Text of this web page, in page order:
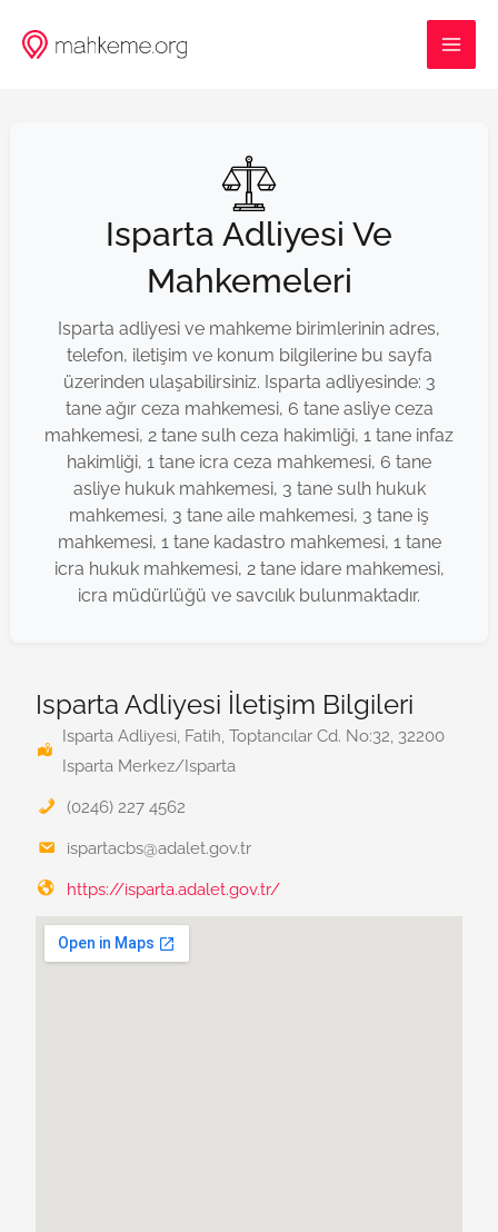
atla
Isparta Adliyesi Ve
Mahkemeleri
Isparta adliyesi ve mahkeme birimlerinin adres,
telefon, iletişim ve konum bilgilerine bu sayfa
üzerinden ulaşabilirsiniz. Isparta adliyesinde: 3
tane ağır ceza mahkemesi, 6 tane asliye ceza
mahkemesi, 2 tane sulh ceza hakimliği, 1 tane infaz
hakimliği, 1 tane icra ceza mahkemesi, 6 tane
asliye hukuk mahkemesi, 3 tane sulh hukuk
mahkemesi, 3 tane aile mahkemesi, 3 tane iş
mahkemesi, 1 tane kadastro mahkemesi, 1 tane
icra hukuk mahkemesi, 2 tane idare mahkemesi,
icra müdürlüğü ve savcılık bulunmaktadır.
Isparta Adliyesi İletişim Bilgileri
Isparta Adliyesi, Fatih, Toptancılar Cd. No:32, 32200
Isparta Merkez/Isparta
(0246) 227 4562
ispartacbs@adalet.gov.tr
https://isparta.adalet.gov.tr/